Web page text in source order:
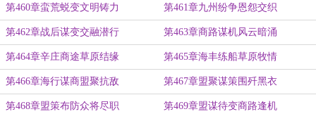
第460章蛮荒蜕变文明铸力 第461章九州纷争恩怨交织
第462章战后谋变交融潜行 第463章商路谋机风云暗涌
第464章辛庄商途草原结缘 第465章海丰练船草原牧情
第466章海行谋商盟聚抗敌 第467章盟聚谋策围歼黑衣
第468章盟策布防众将尽职 第469章盟谋待变商路逢机